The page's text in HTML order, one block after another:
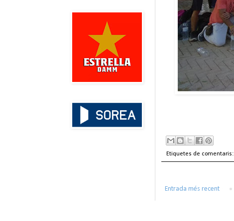
Etiquetes de comentaris:
Entrada més recent